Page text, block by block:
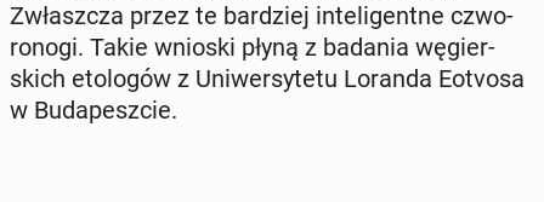
Zwłasz­cza przez te bar­dziej in­te­li­gent­ne czwo­
ro­no­gi. Takie wnioski płyną z badania wę­gier­
skich eto­lo­gów z Uni­wer­sy­te­tu Loranda Eotvosa
w Bu­da­pesz­cie.